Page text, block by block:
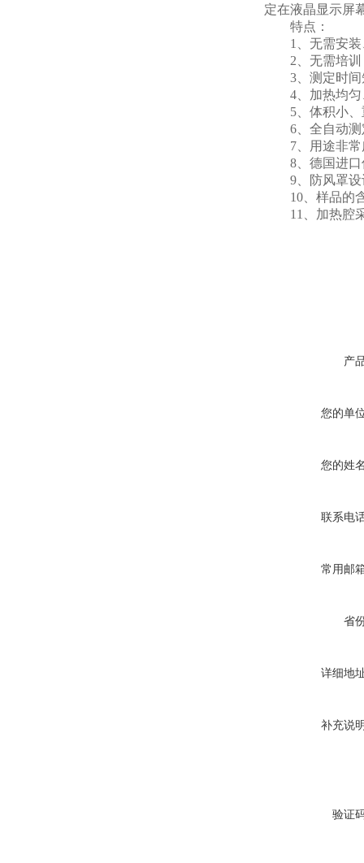
定在液晶显示屏
特点：
1、无需安装
2、无需培训
3、测定时间
4、加热均匀
5、体积小、
6、全自动测
7、用途非常
8、德国进口
9、防风罩设
10、样品的含
11、加热腔采
产
您的单
您的姓
联系电
常用邮
省
详细地
补充说
验证